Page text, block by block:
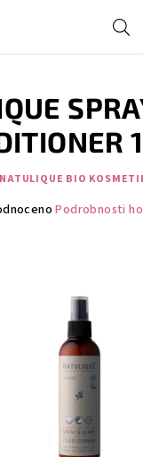
NATULIQUE BIO
Podrobnosti